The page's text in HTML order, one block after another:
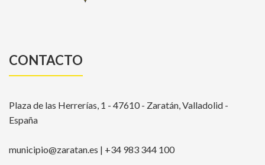
CONTACTO
Plaza de las Herrerías, 1 - 47610 - Zaratán, Valladolid -
España
municipio@zaratan.es | +34 983 344 100